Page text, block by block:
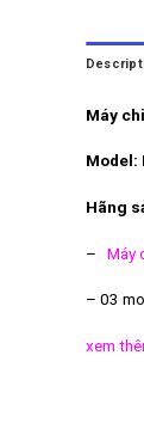
Máy
Model:
Hãng
– Máy
– 03
xem